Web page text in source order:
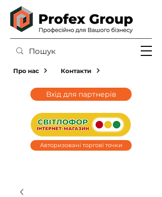
Про нас Контакти
Вхід для партнерів
Авторизовані торгові точки